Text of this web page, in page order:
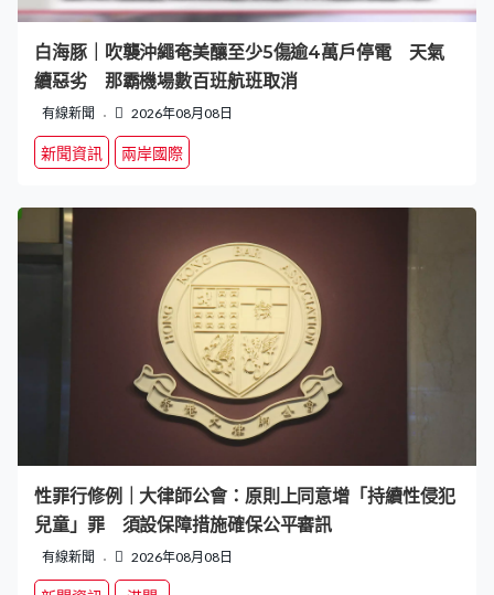
白海豚｜吹襲沖繩奄美釀至少5傷逾4萬戶停電 天氣
續惡劣 那霸機場數百班航班取消
有線新聞 2026年08月08日
新聞資訊 兩岸國際
性罪行修例｜大律師公會：原則上同意增「持續性侵犯
兒童」罪 須設保障措施確保公平審訊
有線新聞 2026年08月08日